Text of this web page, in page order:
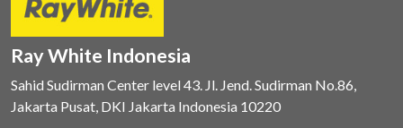
Ray White Indonesia
Sahid Sudirman Center level 43. Jl. Jend. Sudirman No.86,
Jakarta Pusat, DKI Jakarta Indonesia 10220